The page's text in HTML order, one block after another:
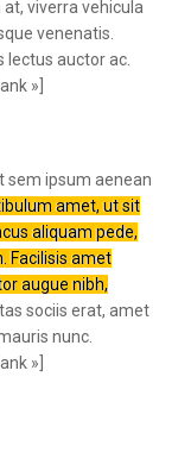
viverra vehicula
venenatis.
lectus auctor ac.
»]
sem ipsum aenean
amet, ut sit
aliquam pede,
Facilisis amet
augue nibh,
sociis erat, amet
nunc.
»]